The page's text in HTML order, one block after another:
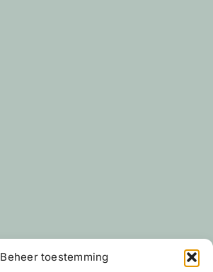
Beheer toestemming